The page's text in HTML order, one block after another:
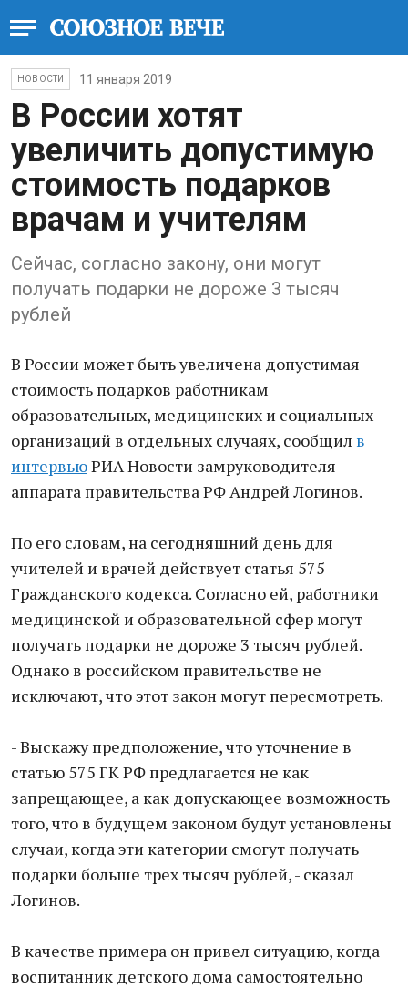
НОВОСТИ 11 января 2019
В России хотят
увеличить допустимую
стоимость подарков
врачам и учителям
Сейчас, согласно закону, они могут
получать подарки не дороже 3 тысяч
рублей
В России может быть увеличена допустимая
стоимость подарков работникам
образовательных, медицинских и социальных
организаций в отдельных случаях, сообщил в
интервьюРИА Новости замруководителя
аппарата правительства РФ Андрей Логинов.
По его словам, на сегодняшний день для
учителей и врачей действует статья 575
Гражданского кодекса. Согласно ей, работники
медицинской и образовательной сфер могут
получать подарки не дороже 3 тысяч рублей.
Однако в российском правительстве не
исключают, что этот закон могут пересмотреть.
- Выскажу предположение, что уточнение в
статью 575 ГК РФ предлагается не как
запрещающее, а как допускающее возможность
того, что в будущем законом будут установлены
случаи, когда эти категории смогут получать
подарки больше трех тысяч рублей, - сказал
Логинов.
В качестве примера он привел ситуацию, когда
воспитанник детского дома самостоятельно